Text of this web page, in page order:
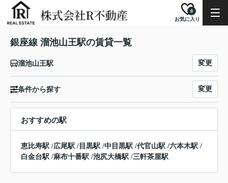
お気に入り
0
銀座線 溜池山王駅の賃貸一覧
溜池山王駅 変更
条件から探す 変更
おすすめの駅
恵比寿駅 /広尾駅 / 目黒駅 /中目黒駅 /代官山駅 /六本木駅 /
白金台駅 /麻布十番駅 /池尻大橋駅 /三軒茶屋駅